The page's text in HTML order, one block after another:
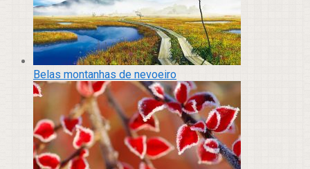
Belas montanhas de nevoeiro